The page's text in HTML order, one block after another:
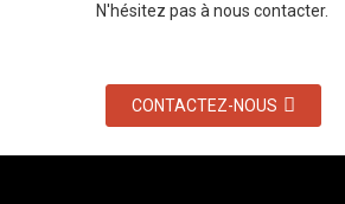
N'hésitez pas à nous contacter.
CONTACTEZ-NOUS